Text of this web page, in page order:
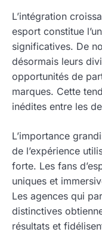
L’intégration
esport constitue
significatives. De
désormais leurs
opportunités de
marques. Cette
inédites entre les
L’importance
de l’expérience
forte. Les fans
uniques et
Les agences qui
distinctives
résultats et